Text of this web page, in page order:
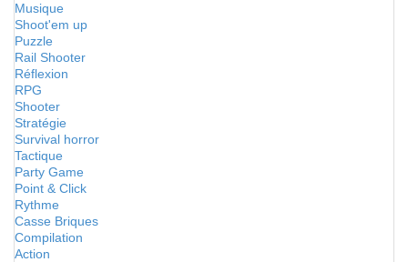
Musique
Shoot'em up
Puzzle
Rail Shooter
Réflexion
RPG
Shooter
Stratégie
Survival horror
Tactique
Party Game
Point & Click
Rythme
Casse Briques
Compilation
Action